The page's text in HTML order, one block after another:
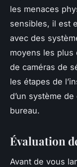
les menaces
sensibles, il est
avec des
moyens les plus
de caméras de
les étapes de
d’un système
bureau.
Évaluation
Avant de vous